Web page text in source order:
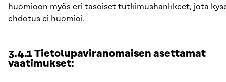
huomioon myös eri tasoiset tutkimushankkeet, jota
ehdotus ei huomioi.
3.4.1 Tietolupaviranomaisen asettamat
vaatimukset: